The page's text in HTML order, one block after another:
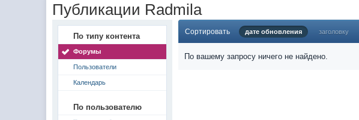
Публикации Radmila
По типу контента
Форумы
Пользователи
Календарь
По пользователю
Сортировать дате обновления заголовку
По вашему запросу ничего не найдено.